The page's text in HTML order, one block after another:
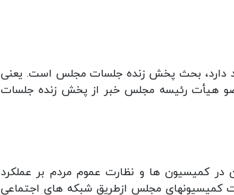
دارد، بحث پخش زنده جلسات مجلس است. یعنی
هیأت رئیسه مجلس خبر از پخش زنده جلسات
در کمیسیون ها و نظارت عموم مردم بر عملکرد
کمیسیونهای مجلس ازطریق شبکه های اجتماعی